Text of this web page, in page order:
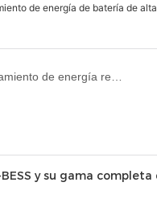
de energía de batería de
y su gama